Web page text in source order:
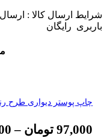
شرایط ارسال کالا :
باربری رایگان
چاپ پوستر دیواری طرح
97,000 تومان –